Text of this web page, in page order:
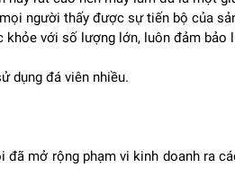
lớn mỗi ngày. Đây là dòng máy
trong những khung giờ cao điểm,
người thấy được sự tiến bộ của
với số lượng lớn, luôn đảm bảo
dụng đá viên nhiều.
mở rộng phạm vi kinh doanh ra